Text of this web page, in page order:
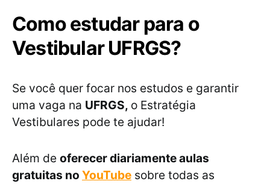
Como estudar para o
Vestibular UFRGS?
Se você quer focar nos estudos e garantir
uma vaga na UFRGS, o Estratégia
Vestibulares pode te ajudar!
Além de oferecer diariamente aulas
gratuitas no YouTube sobre todas as